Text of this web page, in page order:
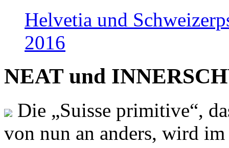
Helvetia und
2016
NEAT und
Die „Suisse primitive“,
von nun an anders, wird